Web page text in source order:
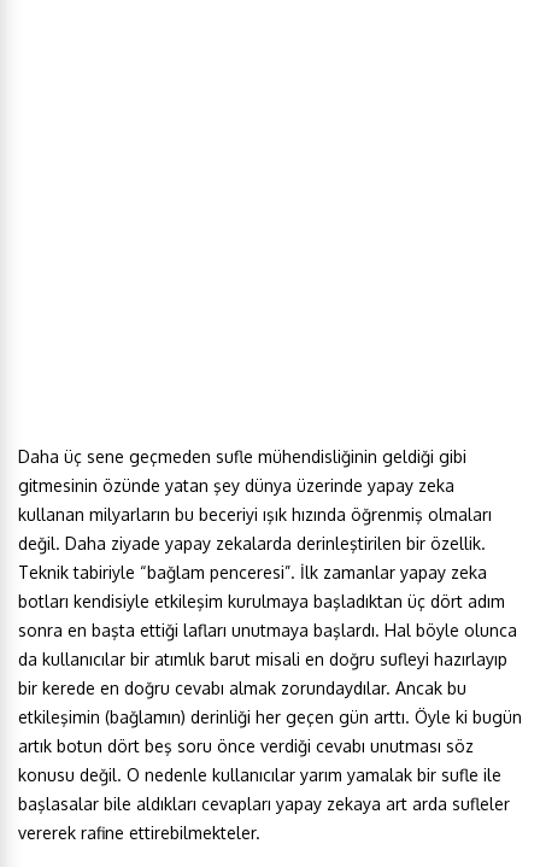
Daha üç sene geçmeden sufle mühendisliğinin geldiği gibi
gitmesinin özünde yatan şey dünya üzerinde yapay zeka
kullanan milyarların bu beceriyi ışık hızında öğrenmiş olmaları
değil. Daha ziyade yapay zekalarda derinleştirilen bir özellik.
Teknik tabiriyle “bağlam penceresi”. İlk zamanlar yapay zeka
botları kendisiyle etkileşim kurulmaya başladıktan üç dört adım
sonra en başta ettiği lafları unutmaya başlardı. Hal böyle olunca
da kullanıcılar bir atımlık barut misali en doğru sufleyi hazırlayıp
bir kerede en doğru cevabı almak zorundaydılar. Ancak bu
etkileşimin (bağlamın) derinliği her geçen gün arttı. Öyle ki bugün
artık botun dört beş soru önce verdiği cevabı unutması söz
konusu değil. O nedenle kullanıcılar yarım yamalak bir sufle ile
başlasalar bile aldıkları cevapları yapay zekaya art arda sufleler
vererek rafine ettirebilmekteler.